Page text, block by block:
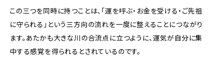
この三つを同時に持つことは、「運を呼ぶ・お金を受ける・ご先祖
に守られる」という三方向の流れを一度に整えることにつながり
ます。あたかも大きな川の合流点に立つように、運気が自分に集
中する感覚を得られるとされているのです。